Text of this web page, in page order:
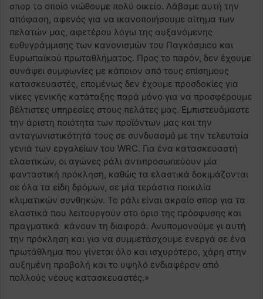
σπορ το οποίο νιώθουμε πολύ οικείο. Λάβαμε αυτή την
απόφαση, αφενός για να ικανοποιήσουμε αίτημα των
πελατών μας, αφετέρου λόγω της αυξανόμενης
ευθυγράμμισης των κανονισμών του Παγκόσμιου και
Ευρωπαϊκού πρωταθλήματος. Προς το παρόν, δεν έχουμε
συνάψει συμφωνίες με κάποιον από τους επίσημους
κατασκευαστές, επομένως δεν έχουμε προσδοκίες για
νίκες γενικής κατάταξης παρά μόνο για να προσφέρουμε
βέλτιστες υπηρεσίες στους πελάτες μας. Εμπιστευόμαστε
την άριστη ποιότητα των προϊόντων μας και την
ανταγωνιστικότητά τους σε συνδυασμό με την τελευταία
γενιά των εργαλείων του WRC. Για ένα κατασκευαστή
ελαστικών, οι αγώνες ράλι αντιπροσωπεύουν μία
φανταστική πρόκληση, καθώς τα ελαστικά δοκιμάζονται
σε όλα τα είδη δρόμων, σε μία τεράστια ποικιλία
κλιματικών συνθηκών. Το ράλι είναι ακραίο σπορ για τα
ελαστικά που λειτουργούν στο όριο της πρόσφυσης και
πραγματικά κάνουν τη διαφορά. Ανυπομονούμε γι αυτή
την πρόκληση και για να συμμετάσχουμε ενεργά σε ένα
πρωτάθλημα που γίνεται όλο και ισχυρότερο, χάρη στην
αυξημένη προβολή και το υψηλό ενδιαφέρον από
πολλούς νέους κατασκευαστές.»